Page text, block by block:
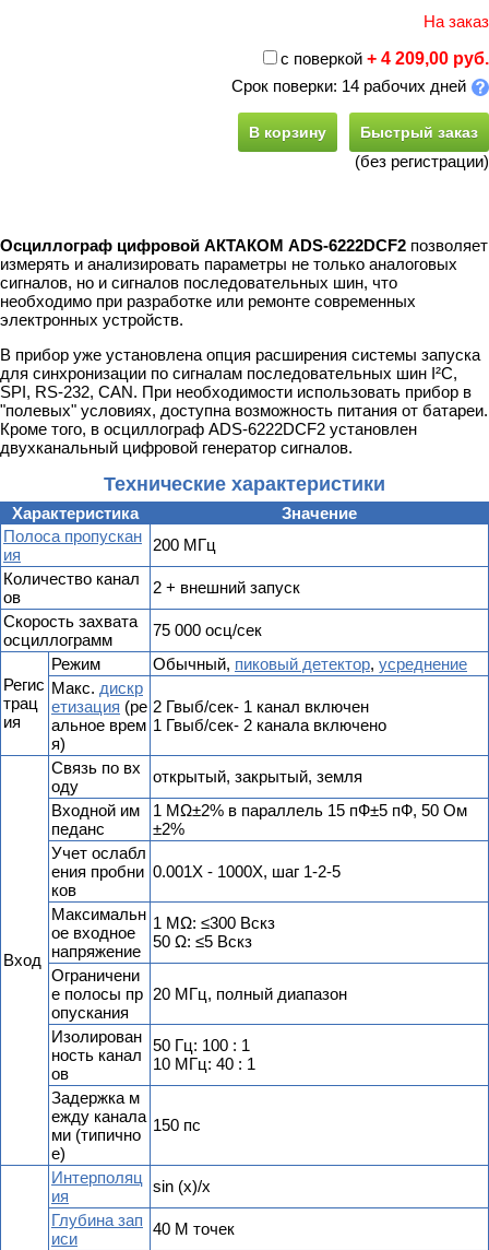
На заказ
с поверкой + 4 209,00 руб.
Срок поверки: 14 рабочих дней
В корзину Быстрый заказ
(без регистрации)
Осциллограф цифровой АКТАКОМ ADS-6222DCF2 позволяет
измерять и анализировать параметры не только аналоговых
сигналов, но и сигналов последовательных шин, что
необходимо при разработке или ремонте современных
электронных устройств.
В прибор уже установлена опция расширения системы запуска
для синхронизации по сигналам последовательных шин I²C,
SPI, RS-232, CAN. При необходимости использовать прибор в
"полевых" условиях, доступна возможность питания от батареи.
Кроме того, в осциллограф ADS-6222DCF2 установлен
двухканальный цифровой генератор сигналов.
Технические характеристики
Характеристика
Значение
Полоса пропускан
ия
200 МГц
Количество канал
ов
2 + внешний запуск
Скорость захвата
осциллограмм
75 000 осц/сек
Регис
трац
ия
Режим Обычный, пиковый детектор, усреднение
Макс. дискр
етизация (ре
альное врем
я)
2 Гвыб/сек- 1 канал включен
1 Гвыб/сек- 2 канала включено
Вход
Связь по вх
оду
открытый, закрытый, земля
Входной им
педанс
1 MΩ±2% в параллель 15 пФ±5 пФ, 50 Ом
±2%
Учет ослабл
ения пробни
ков
0.001X - 1000X, шаг 1-2-5
Максимальн
ое входное
напряжение
1 MΩ: ≤300 Вскз
50 Ω: ≤5 Вскз
Ограничени
е полосы пр
опускания
20 МГц, полный диапазон
Изолирован
ность канал
ов
50 Гц: 100 : 1
10 МГц: 40 : 1
Задержка м
ежду канала
ми (типично
е)
150 пс
Интерполяц
ия
sin (x)/x
Глубина зап
иси
40 М точек